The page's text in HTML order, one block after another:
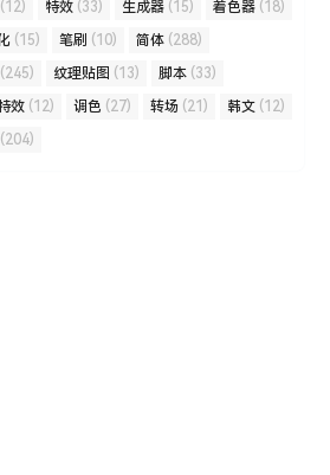
(12) 特效 (33) 生成器 (15) 着色器 (18)
(15) 笔刷 (10) 简体 (288)
(245) 纹理贴图 (13) 脚本 (33)
效 (12) 调色 (27) 转场 (21) 韩文 (12)
(204)